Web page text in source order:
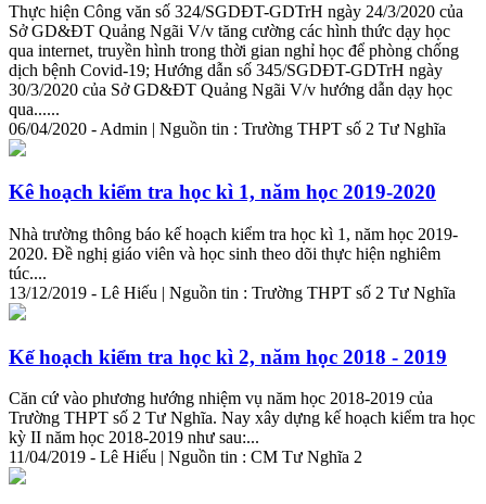
Thực hiện Công văn số 324/SGDĐT-GDTrH ngày 24/3/2020 của
Sở GD&ĐT Quảng Ngãi V/v tăng cường các hình thức dạy học
qua internet, truyền hình trong thời gian nghỉ học để phòng chống
dịch bệnh Covid-19; Hướng dẫn số 345/SGDĐT-GDTrH ngày
30/3/2020 của Sở GD&ĐT Quảng Ngãi V/v hướng dẫn dạy học
qua......
06/04/2020 - Admin | Nguồn tin : Trường THPT số 2 Tư Nghĩa
Kê hoạch kiểm tra học kì 1, năm học 2019-2020
Nhà trường thông báo kế hoạch kiểm tra học kì 1, năm học 2019-
2020. Đề nghị giáo viên và học sinh theo dõi thực hiện nghiêm
túc....
13/12/2019 - Lê Hiếu | Nguồn tin : Trường THPT số 2 Tư Nghĩa
Kế hoạch kiểm tra học kì 2, năm học 2018 - 2019
Căn cứ vào phương hướng nhiệm vụ năm học 2018-2019 của
Trường THPT số 2 Tư Nghĩa. Nay xây dựng kế hoạch kiểm tra học
kỳ II năm học 2018-2019 như sau:...
11/04/2019 - Lê Hiếu | Nguồn tin : CM Tư Nghĩa 2